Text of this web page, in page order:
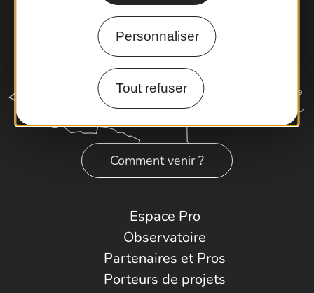
Personnaliser
Tout refuser
Comment venir ?
Espace Pro
Observatoire
Partenaires et Pros
Porteurs de projets